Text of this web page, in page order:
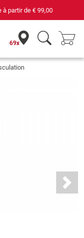
69x
Next